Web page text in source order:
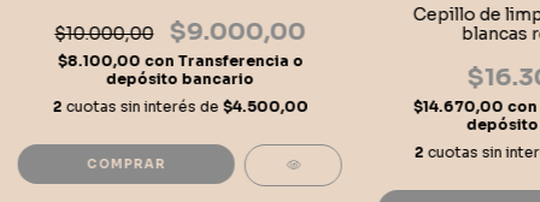
$10.000,00 $9.000,00
$8.100,00 con Transferencia o
depósito bancario
2 cuotas sin interés de $4.500,00
Cepillo de
blancas
$14.670,00 con
2 cuotas sin